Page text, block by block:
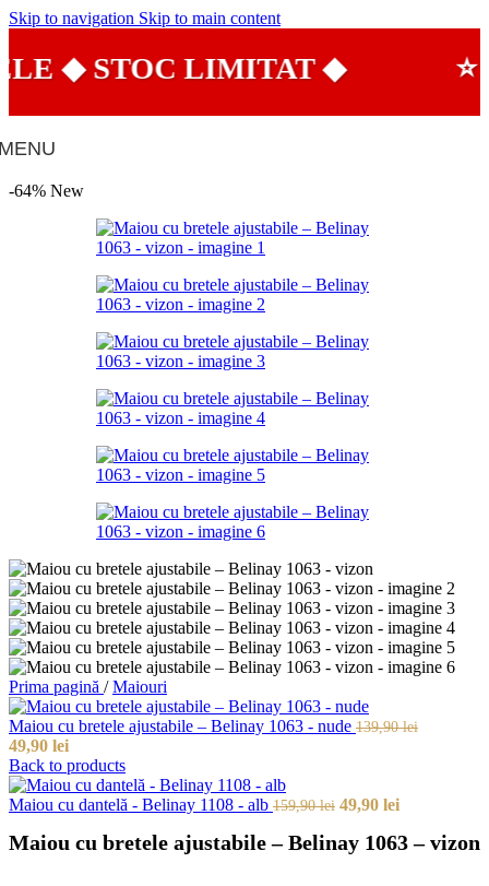
Skip to navigation Skip to main content
◆ STOC LIMITAT ◆ ⭐
-64% New
Prima pagină / Maiouri
Maiou cu bretele ajustabile – Belinay 1063 - nude 139,90lei
Prețul
inițial
a
fost:
49,90 leiPrețul
curent
este:
49,90 lei.
Back to products
Maiou cu dantelă - Belinay 1108 - alb 159,90lei Prețul
a
49,90 leiPrețul
este:
Maiou cu bretele ajustabile – Belinay 1063 – vizon